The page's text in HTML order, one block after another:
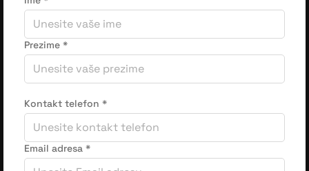
Prezime *
Kontakt telefon *
Email adresa *